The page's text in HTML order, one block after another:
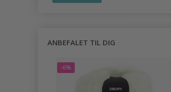
ANBEFALET TIL DIG
-6%